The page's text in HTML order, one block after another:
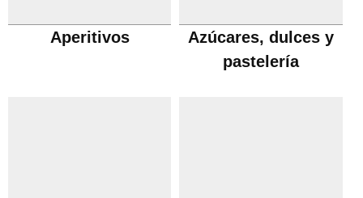
Aperitivos
Azúcares, dulces y
pastelería